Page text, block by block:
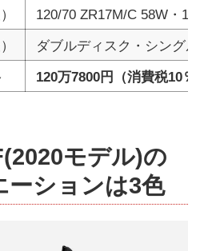
120/70 ZR17M/C 58W・
ダブルディスク・シング
120万7800円（消費税10％
モデル)の
ーションは3色